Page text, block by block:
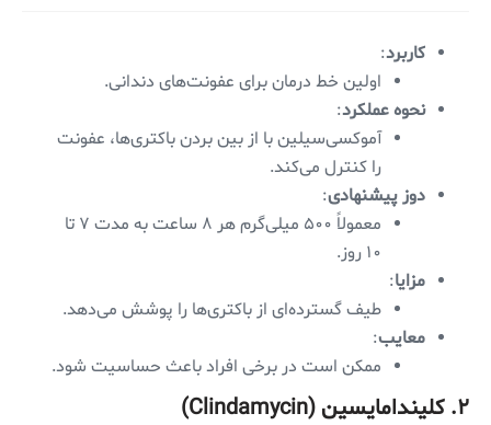
کاربرد:
اولین خط درمان برای عفونت‌های دندانی.
نحوه عملکرد:
آموکسی‌سیلین با از بین بردن باکتری‌ها، عفونت
را کنترل می‌کند.
دوز پیشنهادی:
معمولاً ۵۰۰ میلی‌گرم هر ۸ ساعت به مدت ۷ تا
۱۰ روز.
مزایا:
طیف گسترده‌ای از باکتری‌ها را پوشش می‌دهد.
معایب:
ممکن است در برخی افراد باعث حساسیت شود.
۲. کلیندامایسین (Clindamycin)